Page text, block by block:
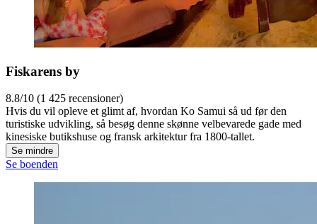
Fiskarens by
8.8/10 (1 425 recensioner)
Hvis du vil opleve et glimt af, hvordan Ko Samui så ud før den
turistiske udvikling, så besøg denne skønne velbevarede gade med
kinesiske butikshuse og fransk arkitektur fra 1800-tallet.
Se mindre
Se boenden